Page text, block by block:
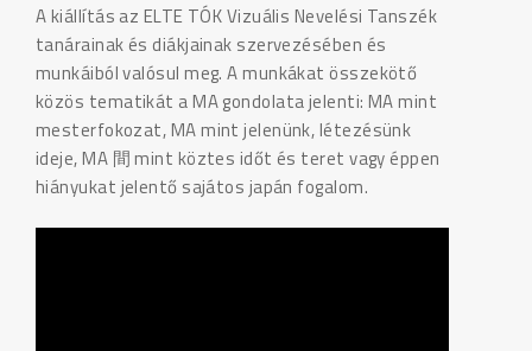
A kiállítás az ELTE TÓK Vizuális Nevelési Tanszék
tanárainak és diákjainak szervezésében és
munkáiból valósul meg. A munkákat összekötő
közös tematikát a MA gondolata jelenti: MA mint
mesterfokozat, MA mint jelenünk, létezésünk
ideje, MA 間 mint köztes időt és teret vagy éppen
hiányukat jelentő sajátos japán fogalom.